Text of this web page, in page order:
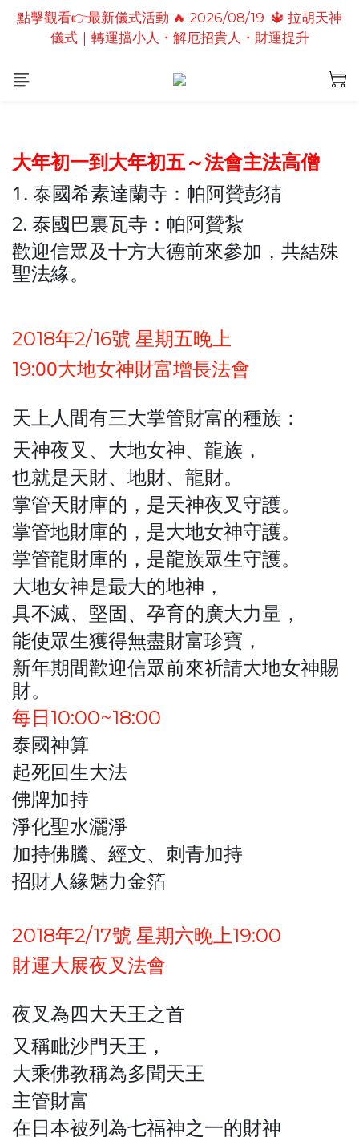
點擊觀看👉最新儀式活動🔥2026/08/19 💗2026七夕
情定善緣桃花燈｜泰國高僧祈願點燈儀式
儀式｜轉運擋小人・解厄招貴人・財運提升
點擊觀看👉最新儀式活動🔥 2026/08/31 💖愛神儀式
｜增強人緣魅力・感情和合・招正緣桃花
大年初一到大年初五～法會主法高僧
1. 泰國希素達蘭寺：帕阿贊彭猜
2. 泰國巴裏瓦寺：帕阿贊紮
歡迎信眾及十方大德前來參加，共結殊
聖法緣。
2018年2/16號 星期五晚上
19:00大地女神財富增長法會
天上人間有三大掌管財富的種族：
天神夜叉、大地女神、龍族，
也就是天財、地財、龍財。
掌管天財庫的，是天神夜叉守護。
掌管地財庫的，是大地女神守護。
掌管龍財庫的，是龍族眾生守護。
大地女神是最大的地神，
具不滅、堅固、孕育的廣大力量，
能使眾生獲得無盡財富珍寶，
新年期間歡迎信眾前來祈請大地女神賜
財。
每日10:00~18:00
泰國神算
起死回生大法
佛牌加持
淨化聖水灑淨
加持佛騰、經文、刺青加持
招財人緣魅力金箔
2018年2/17號 星期六晚上19:00
財運大展夜叉法會
夜叉為四大天王之首
又稱毗沙門天王，
大乘佛教稱為多聞天王
主管財富
在日本被列為七福神之一的財神